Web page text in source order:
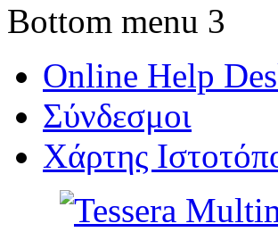
Bottom menu 3
Online Help
Σύνδεσμοι
Χάρτης